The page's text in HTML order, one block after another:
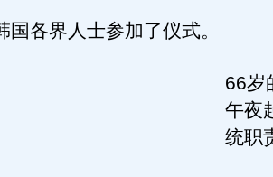
各界人士参加了仪式。
66岁
午夜
统职